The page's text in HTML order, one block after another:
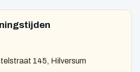
145, Hilversum